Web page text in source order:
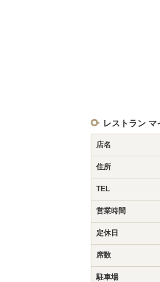
レストラン
店名
住所
TEL
営業時間
定休日
席数
駐車場